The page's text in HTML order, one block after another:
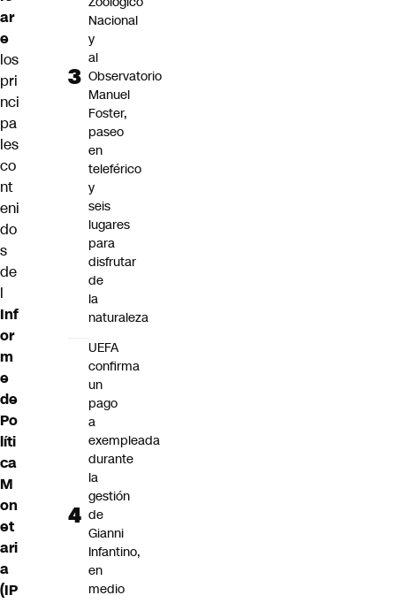
ar
e
los
pri
nci
pa
les
co
nt
eni
do
s
de
l
Inf
or
m
e
de
Po
líti
ca
M
on
et
ari
a
(IP
Nacional
y
al
Observatorio
Manuel
Foster,
paseo
en
teleférico
y
seis
lugares
para
disfrutar
de
la
naturaleza
UEFA
confirma
un
pago
a
exempleada
durante
la
gestión
de
Gianni
Infantino,
en
medio